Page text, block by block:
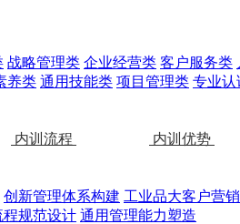
战略管理类 企业经营类 客户服务类
养类 通用技能类 项目管理类 专业认
内训流程 内训优势
创新管理体系构建 工业品大客户营
程规范设计 通用管理能力塑造